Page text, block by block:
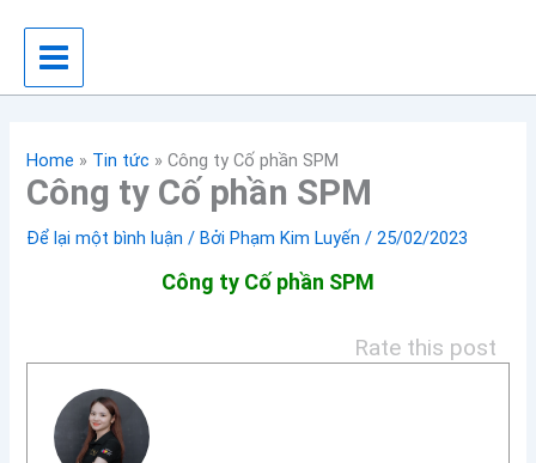
dung
Home » Tin tức »Công ty Cố phần SPM
Công ty Cố phần SPM
Để lại một bình luận / BởiPhạm Kim Luyến/25/02/2023
Công ty Cố phần SPM
Rate this post